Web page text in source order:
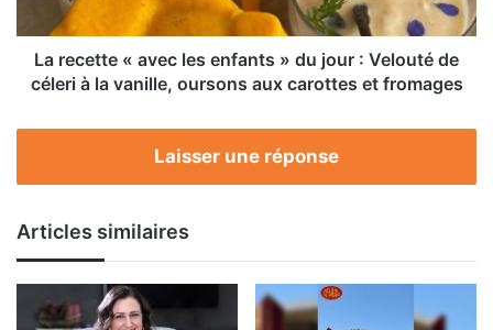
jour
Velouté
céleri
aux
carottes
et
fromages
La recette « avec les enfants » du jour : Velouté de
céleri à la vanille, oursons aux carottes et fromages
Laisser une réponse
Articles similaires